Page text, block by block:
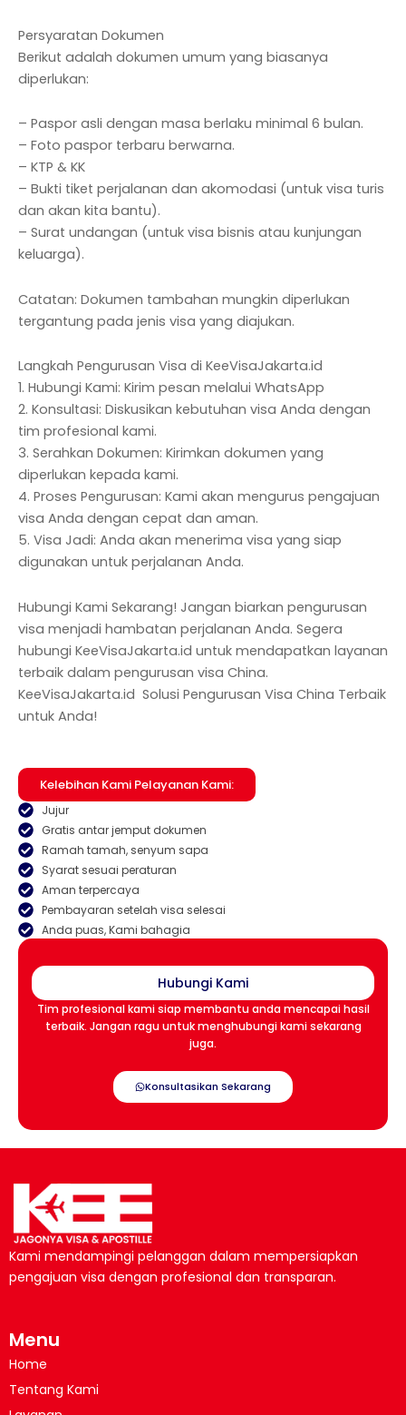
Persyaratan Dokumen
Berikut adalah dokumen umum yang biasanya
diperlukan:
– Paspor asli dengan masa berlaku minimal 6 bulan.
– Foto paspor terbaru berwarna.
– KTP & KK
– Bukti tiket perjalanan dan akomodasi (untuk visa turis
dan akan kita bantu).
– Surat undangan (untuk visa bisnis atau kunjungan
keluarga).
Catatan: Dokumen tambahan mungkin diperlukan
tergantung pada jenis visa yang diajukan.
Langkah Pengurusan Visa di KeeVisaJakarta.id
1. Hubungi Kami: Kirim pesan melalui WhatsApp
2. Konsultasi: Diskusikan kebutuhan visa Anda dengan
tim profesional kami.
3. Serahkan Dokumen: Kirimkan dokumen yang
diperlukan kepada kami.
4. Proses Pengurusan: Kami akan mengurus pengajuan
visa Anda dengan cepat dan aman.
5. Visa Jadi: Anda akan menerima visa yang siap
digunakan untuk perjalanan Anda.
Hubungi Kami Sekarang! Jangan biarkan pengurusan
visa menjadi hambatan perjalanan Anda. Segera
hubungi KeeVisaJakarta.id untuk mendapatkan layanan
terbaik dalam pengurusan visa China.
KeeVisaJakarta.id Solusi Pengurusan Visa China Terbaik
untuk Anda!
Kelebihan Kami Pelayanan Kami:
Jujur
Gratis antar jemput dokumen
Ramah tamah, senyum sapa
Syarat sesuai peraturan
Aman terpercaya
Pembayaran setelah visa selesai
Anda puas, Kami bahagia
Hubungi Kami
Tim profesional kami siap membantu anda mencapai hasil
terbaik. Jangan ragu untuk menghubungi kami sekarang
juga.
Konsultasikan Sekarang
Kami mendampingi pelanggan dalam mempersiapkan
pengajuan visa dengan profesional dan transparan.
Menu
Home
Tentang Kami